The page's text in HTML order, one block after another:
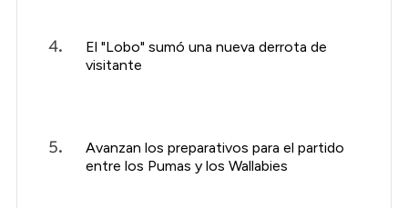
El "Lobo" sumó una nueva derrota de
visitante
Avanzan los preparativos para el partido
entre los Pumas y los Wallabies